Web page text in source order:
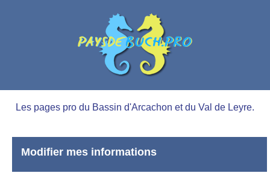
Les pages pro du Bassin d'Arcachon et du Val de Leyre.
Modifier mes informations